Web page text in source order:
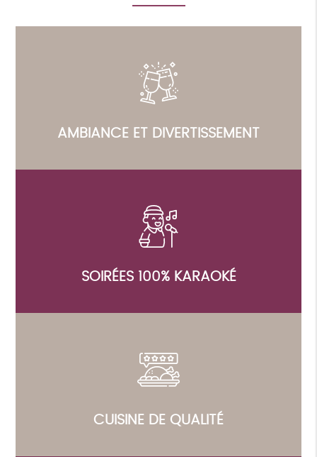
AMBIANCE ET DIVERTISSEMENT
SOIRÉES 100% KARAOKÉ
CUISINE DE QUALITÉ